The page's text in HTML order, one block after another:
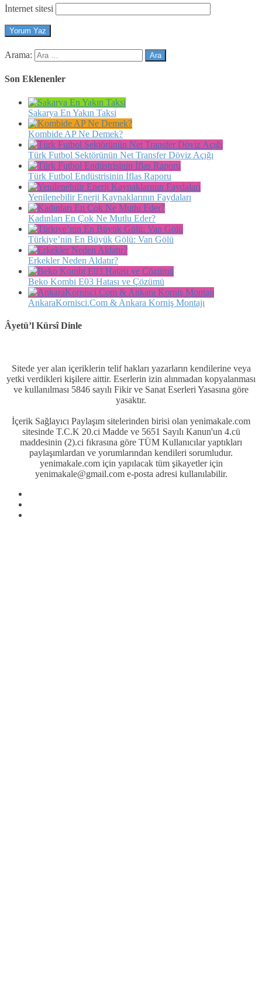
İnternet sitesi
Arama:
Son Eklenenler
Sakarya En Yakın Taksi
Kombide AP Ne Demek?
Türk Futbol Sektörünün Net Transfer Döviz Açığı
Türk Futbol Endüstrisinin İflas Raporu
Yenilenebilir Enerji Kaynaklarının Faydaları
Kadınları En Çok Ne Mutlu Eder?
Türkiye’nin En Büyük Gölü: Van Gölü
Erkekler Neden Aldatır?
Beko Kombi E03 Hatası ve Çözümü
AnkaraKornisci.Com & Ankara Korniş Montajı
Âyetü’l Kürsî Dinle
Sitede yer alan içeriklerin telif hakları yazarların kendilerine veya
yetki verdikleri kişilere aittir. Eserlerin izin alınmadan kopyalanması
ve kullanılması 5846 sayılı Fikir ve Sanat Eserleri Yasasına göre
yasaktır.
İçerik Sağlayıcı Paylaşım sitelerinden birisi olan yenimakale.com
sitesinde T.C.K 20.ci Madde ve 5651 Sayılı Kanun'un 4.cü
maddesinin (2).ci fıkrasına göre TÜM Kullanıcılar yaptıkları
paylaşımlardan ve yorumlarından kendileri sorumludur.
yenimakale.com için yapılacak tüm şikayetler için
yenimakale@gmail.com e-posta adresi kullanılabilir.